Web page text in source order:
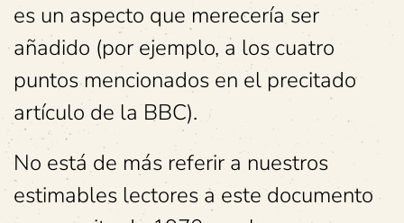
es un aspecto que merecería ser
añadido (por ejemplo, a los cuatro
puntos mencionados en el precitado
artículo de la BBC).
No está de más referir a nuestros
estimables lectores a este documento